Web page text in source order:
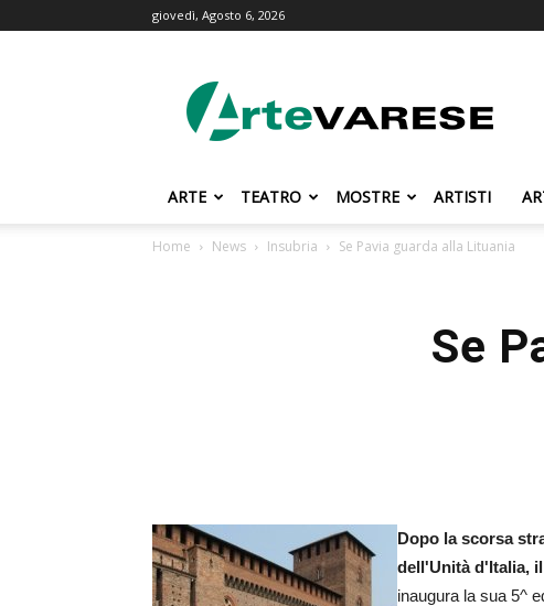
giovedì, Agosto 6, 2026
ARTE TEATRO MOSTRE ARTISTI
Home News Insubria Se Pavia guarda alla Lituania
Se
Dopo la scorsa
dell'Unità d'Italia,
inaugura la sua 5^